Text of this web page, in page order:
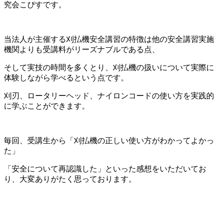
究会こぴすです。
当法人が主催する刈払機安全講習の特徴は他の安全講習実施
機関よりも受講料がリーズナブルである点、
そして実技の時間を多くとり、刈払機の扱いについて実際に
体験しながら学べるという点です。
刈刃、ロータリーヘッド、ナイロンコードの使い方を実践的
に学ぶことができます。
毎回、受講生から「刈払機の正しい使い方がわかってよかっ
た」
「安全について再認識した」といった感想をいただいてお
り、大変ありがたく思っております。